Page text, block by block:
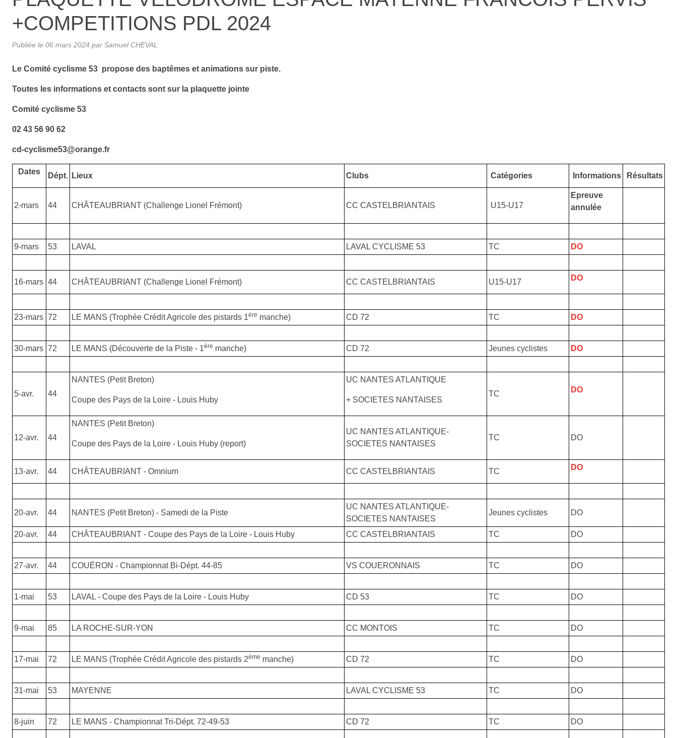
+COMPETITIONS PDL 2024
Publiée le 06 mars 2024 par Samuel CHEVAL
Le Comité cyclisme 53 propose des baptêmes et animations sur piste.
Toutes les informations et contacts sont sur la plaquette jointe
Comité cyclisme 53
02 43 56 90 62
cd-cyclisme53@orange.fr
Dates Dépt. Lieux Clubs Catégories Informations Résultats
2-mars 44 CHÂTEAUBRIANT (Challenge Lionel Frémont) CC CASTELBRIANTAIS U15-U17
Epreuve
annulée
9-mars 53 LAVAL LAVAL CYCLISME 53 TC DO
16-mars 44 CHÂTEAUBRIANT (Challenge Lionel Frémont) CC CASTELBRIANTAIS U15-U17 DO
23-mars 72 LE MANS (Trophée Crédit Agricole des pistards 1ère manche) CD 72 TC DO
30-mars 72 LE MANS (Découverte de la Piste - 1ère manche) CD 72 Jeunes cyclistes DO
5-avr. 44
NANTES (Petit Breton)
Coupe des Pays de la Loire - Louis Huby
UC NANTES ATLANTIQUE
+ SOCIETES NANTAISES
TC DO
12-avr. 44
NANTES (Petit Breton)
Coupe des Pays de la Loire - Louis Huby (report)
UC NANTES ATLANTIQUE-
SOCIETES NANTAISES
TC DO
13-avr. 44 CHÂTEAUBRIANT - Omnium CC CASTELBRIANTAIS TC DO
20-avr. 44 NANTES (Petit Breton) - Samedi de la Piste
UC NANTES ATLANTIQUE-
SOCIETES NANTAISES
Jeunes cyclistes DO
20-avr. 44 CHÂTEAUBRIANT - Coupe des Pays de la Loire - Louis Huby CC CASTELBRIANTAIS TC DO
27-avr. 44 COUËRON - Championnat Bi-Dépt. 44-85 VS COUERONNAIS TC DO
1-mai 53 LAVAL - Coupe des Pays de la Loire - Louis Huby CD 53 TC DO
9-mai 85 LA ROCHE-SUR-YON CC MONTOIS TC DO
17-mai 72 LE MANS (Trophée Crédit Agricole des pistards 2ème manche) CD 72 TC DO
31-mai 53 MAYENNE LAVAL CYCLISME 53 TC DO
8-juin 72 LE MANS - Championnat Tri-Dépt. 72-49-53 CD 72 TC DO